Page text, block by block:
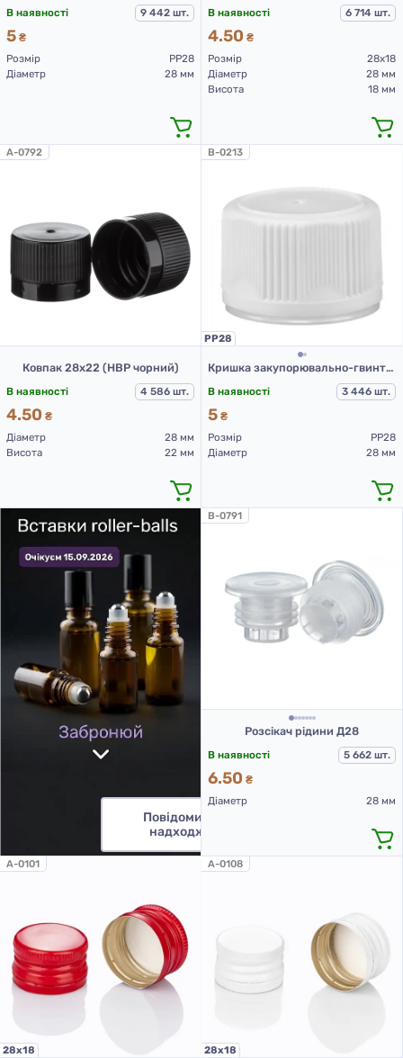
В наявності 9 442 шт.
5 ₴
Розмір
PP28
Діаметр
28 мм
В наявності 6 714 шт.
4.50 ₴
Розмір
28х18
Діаметр
28 мм
Висота
18 мм
A-0792
Ковпак 28х22 (НВР чорний)
В наявності 4 586 шт.
4.50 ₴
Діаметр
28 мм
Висота
22 мм
B-0213
PP28
Кришка закупорювально-гвинтова з контролем першого відкриття тип 1.4Д (А) 01 біла
В наявності 3 446 шт.
5 ₴
Розмір
PP28
Діаметр
28 мм
Повідомити про
надходження
B-0791
Розсікач рідини Д28
В наявності 5 662 шт.
6.50 ₴
Діаметр
28 мм
A-0101
28х18
A-0108
28х18